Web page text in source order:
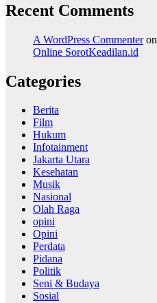
Recent Comments
A WordPress Commenteron
Online SorotKeadilan.id
Categories
Berita
Film
Hukum
Infotainment
Jakarta Utara
Kesehatan
Musik
Nasional
Olah Raga
opini
Opini
Perdata
Pidana
Politik
Seni & Budaya
Sosial